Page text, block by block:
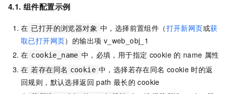
4.1. 组件配置示例
在 已打开的浏览器对象 中，选择前置组件（打开新网页或获
取已打开网页）的输出项 v_web_obj_1
在 cookie_name 中，必填，用于指定 cookie 的 name 属性
在 若存在同名 cookie 中，选择若存在同名 cookie 时的返
回规则，默认选择返回 path 最长的 cookie